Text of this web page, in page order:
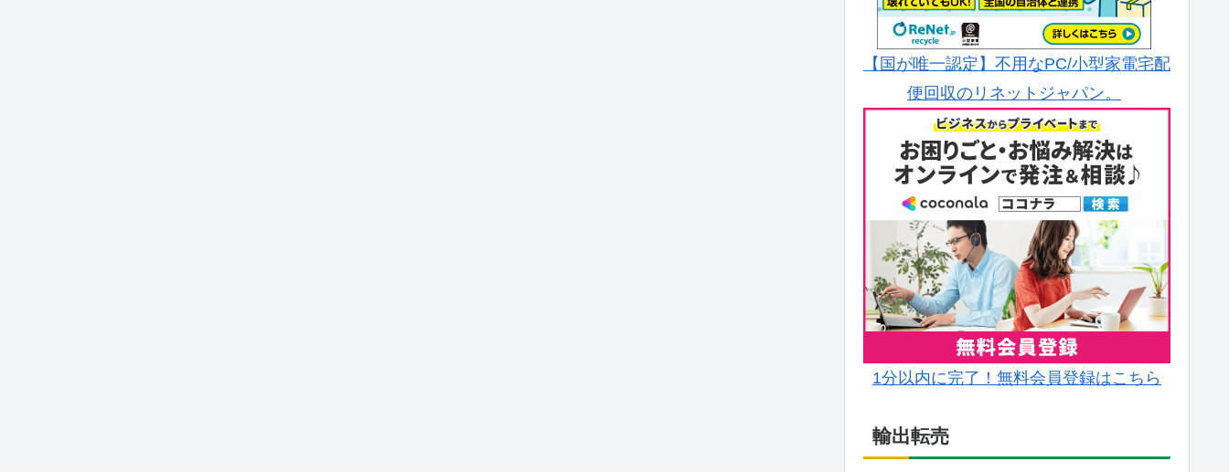
【国が唯一認定】不用なPC/小型家電宅配
便回収のリネットジャパン。
1分以内に完了！無料会員登録はこちら
輸出転売